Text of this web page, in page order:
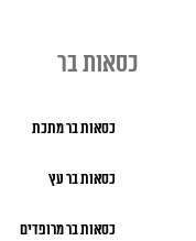
כסאות בר
כסאות בר מתכת
כסאות בר עץ
כסאות בר מרופדים